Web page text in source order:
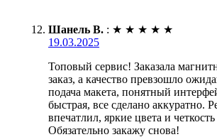
Шанель В. : ★ ★ ★ ★ ★
19.03.2025
Топовый сервис! Заказала
заказ, а качество превзошло
подача макета, понятный
быстрая, все сделано аккуратно.
впечатлил, яркие цвета и
Обязательно закажу снова!